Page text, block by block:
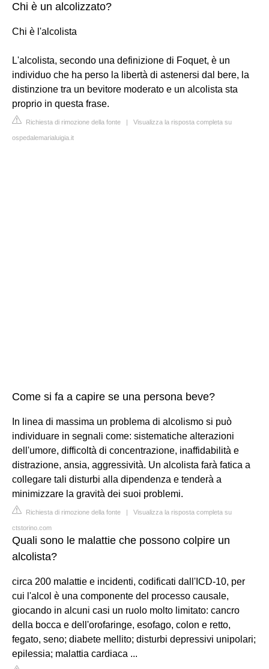
Chi è un alcolizzato?
Chi è l'alcolista
L'alcolista, secondo una definizione di Foquet, è un
individuo che ha perso la libertà di astenersi dal bere, la
distinzione tra un bevitore moderato e un alcolista sta
proprio in questa frase.
Richiesta di rimozione della fonte | Visualizza la risposta completa su
ospedalemarialuigia.it
Come si fa a capire se una persona beve?
In linea di massima un problema di alcolismo si può
individuare in segnali come: sistematiche alterazioni
dell'umore, difficoltà di concentrazione, inaffidabilità e
distrazione, ansia, aggressività. Un alcolista farà fatica a
collegare tali disturbi alla dipendenza e tenderà a
minimizzare la gravità dei suoi problemi.
Richiesta di rimozione della fonte | Visualizza la risposta completa su
ctstorino.com
Quali sono le malattie che possono colpire un
alcolista?
circa 200 malattie e incidenti, codificati dall'ICD-10, per
cui l'alcol è una componente del processo causale,
giocando in alcuni casi un ruolo molto limitato: cancro
della bocca e dell'orofaringe, esofago, colon e retto,
fegato, seno; diabete mellito; disturbi depressivi unipolari;
epilessia; malattia cardiaca ...